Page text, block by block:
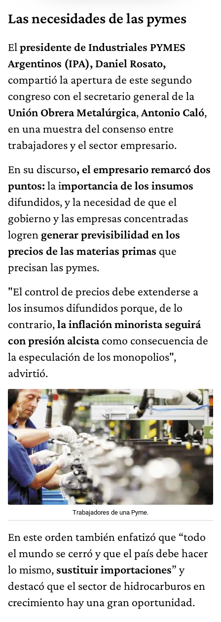
Las necesidades de las pymes
El presidente de Industriales PYMES
Argentinos (IPA), Daniel Rosato,
compartió la apertura de este segundo
congreso con el secretario general de la
Unión Obrera Metalúrgica,Antonio Caló,
en una muestra del consenso entre
trabajadores y el sector empresario.
En su discurso, el empresario remarcó dos
puntos: la importancia de los insumos
difundidos, y la necesidad de que el
gobierno y las empresas concentradas
logren generar previsibilidad en los
precios de las materias primas que
precisan las pymes.
"El control de precios debe extenderse a
los insumos difundidos porque, de lo
contrario,la inflación minorista seguirá
con presión alcistacomo consecuencia de
la especulación de los monopolios",
advirtió.
Trabajadores de una Pyme.
En este orden también enfatizó que “todo
el mundo se cerró y que el país debe hacer
lo mismo, sustituir importaciones” y
destacó que el sector de hidrocarburos en
crecimiento hay una gran oportunidad.